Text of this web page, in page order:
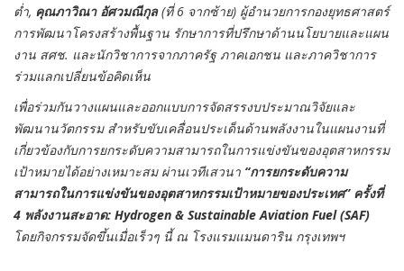
ต่ำ, คุณภาวิณา อัศวมณีกุล(ที่ 6 จากซ้าย) ผู้อำนวยการกองยุทธศาสตร์
การพัฒนาโครงสร้างพื้นฐาน รักษาการที่ปรึกษาด้านนโยบายและแผน
งาน สศช. และนักวิชาการจากภาครัฐ ภาคเอกชน และภาควิชาการ
ร่วมแลกเปลี่ยนข้อคิดเห็น
เพื่อร่วมกันวางแผนและออกแบบการจัดสรรงบประมาณวิจัยและ
พัฒนานวัตกรรม สำหรับขับเคลื่อนประเด็นด้านพลังงานในแผนงานที่
เกี่ยวข้องกับการยกระดับความสามารถในการแข่งขันของอุตสาหกรรม
เป้าหมายได้อย่างเหมาะสม ผ่านเวทีเสวนา “การยกระดับความ
สามารถในการแข่งขันของอุตสาหกรรมเป้าหมายของประเทศ” ครั้งที่
4 พลังงานสะอาด: Hydrogen & Sustainable Aviation Fuel (SAF)
โดยกิจกรรมจัดขึ้นเมื่อเร็วๆ นี้ ณ โรงแรมแมนดาริน กรุงเทพฯ